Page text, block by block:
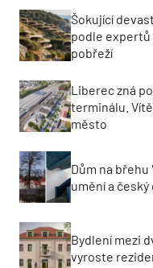
Šokující
podle
pobřeží
Liberec zná
terminálu.
město
Dům na
umění a
Bydlení mezi
vyroste